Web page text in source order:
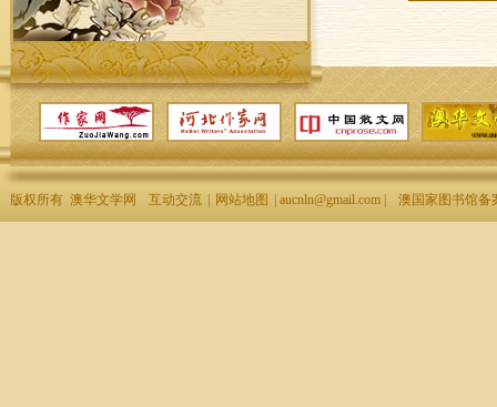
版权所有 澳华文学网 互动交流 网站地图 | aucnln@gmail.com | 澳国家图书馆备